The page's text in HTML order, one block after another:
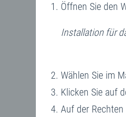
Öffnen Sie den
Installation für
Wählen Sie im
Klicken Sie auf
Auf der